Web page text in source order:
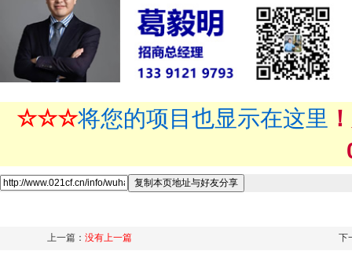
☆☆☆将您的项目也显示在这里
上一篇： 没有上一篇 下